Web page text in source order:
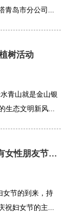
岛市分公司...
树活动
青山就是金山银
生态文明新风...
活出真我 活得漂亮——浩海科技祝所有女性朋友节日快乐！
女节的到来，持
妇女节的主...